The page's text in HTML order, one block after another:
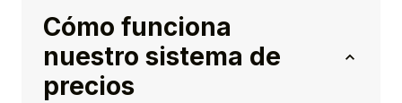
Cómo funciona
nuestro sistema de
precios